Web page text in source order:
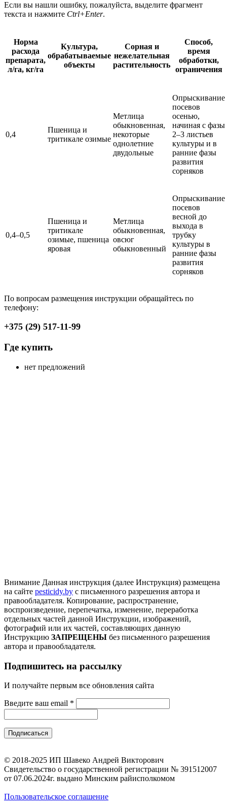
Если вы нашли ошибку, пожалуйста, выделите фрагмент
текста и нажмите Ctrl+Enter.
Норма
расхода
препарата,
л/га, кг/га
Культура,
обрабатываемые
объекты
Сорная и
нежелательная
растительность
Способ,
время
обработки,
ограничения
0,4
Пшеница и
тритикале озимые
Метлица
обыкновенная,
некоторые
однолетние
двудольные
Опрыскивание
посевов
осенью,
начиная с фазы
2–3 листьев
культуры и в
ранние фазы
развития
сорняков
0,4–0,5
Пшеница и
тритикале
озимые, пшеница
яровая
Метлица
обыкновенная,
овсюг
обыкновенный
Опрыскивание
посевов
весной до
выхода в
трубку
культуры в
ранние фазы
развития
сорняков
По вопросам размещения инструкции обращайтесь по
телефону:
+375 (29) 517-11-99
Где купить
нет предложений
Внимание Данная инструкция (далее Инструкция) размещена
на сайте pesticidy.by с письменного разрешения автора и
правообладателя. Копирование, распространение,
воспроизведение, перепечатка, изменение, переработка
отдельных частей данной Инструкции, изображений,
фотографий или их частей, составляющих данную
Инструкцию ЗАПРЕЩЕНЫ без письменного разрешения
автора и правообладателя.
Подпишитесь на рассылку
И получайте первым все обновления сайта
Введите ваш email *
© 2018-2025 ИП Шавеко Андрей Викторович
Свидетельство о государственной регистрации № 391512007
от 07.06.2024г. выдано Минским райисполкомом
Пользовательское соглашение